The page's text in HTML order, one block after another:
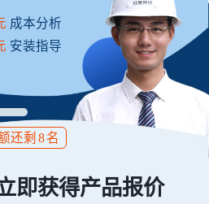
成本分析
安装指导
还剩 8名
即获得产品报价